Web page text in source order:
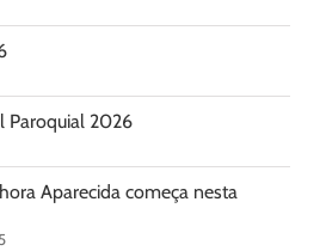
Paroquial 2026
Aparecida começa nesta